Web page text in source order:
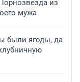
из
мужа
были ягоды, да